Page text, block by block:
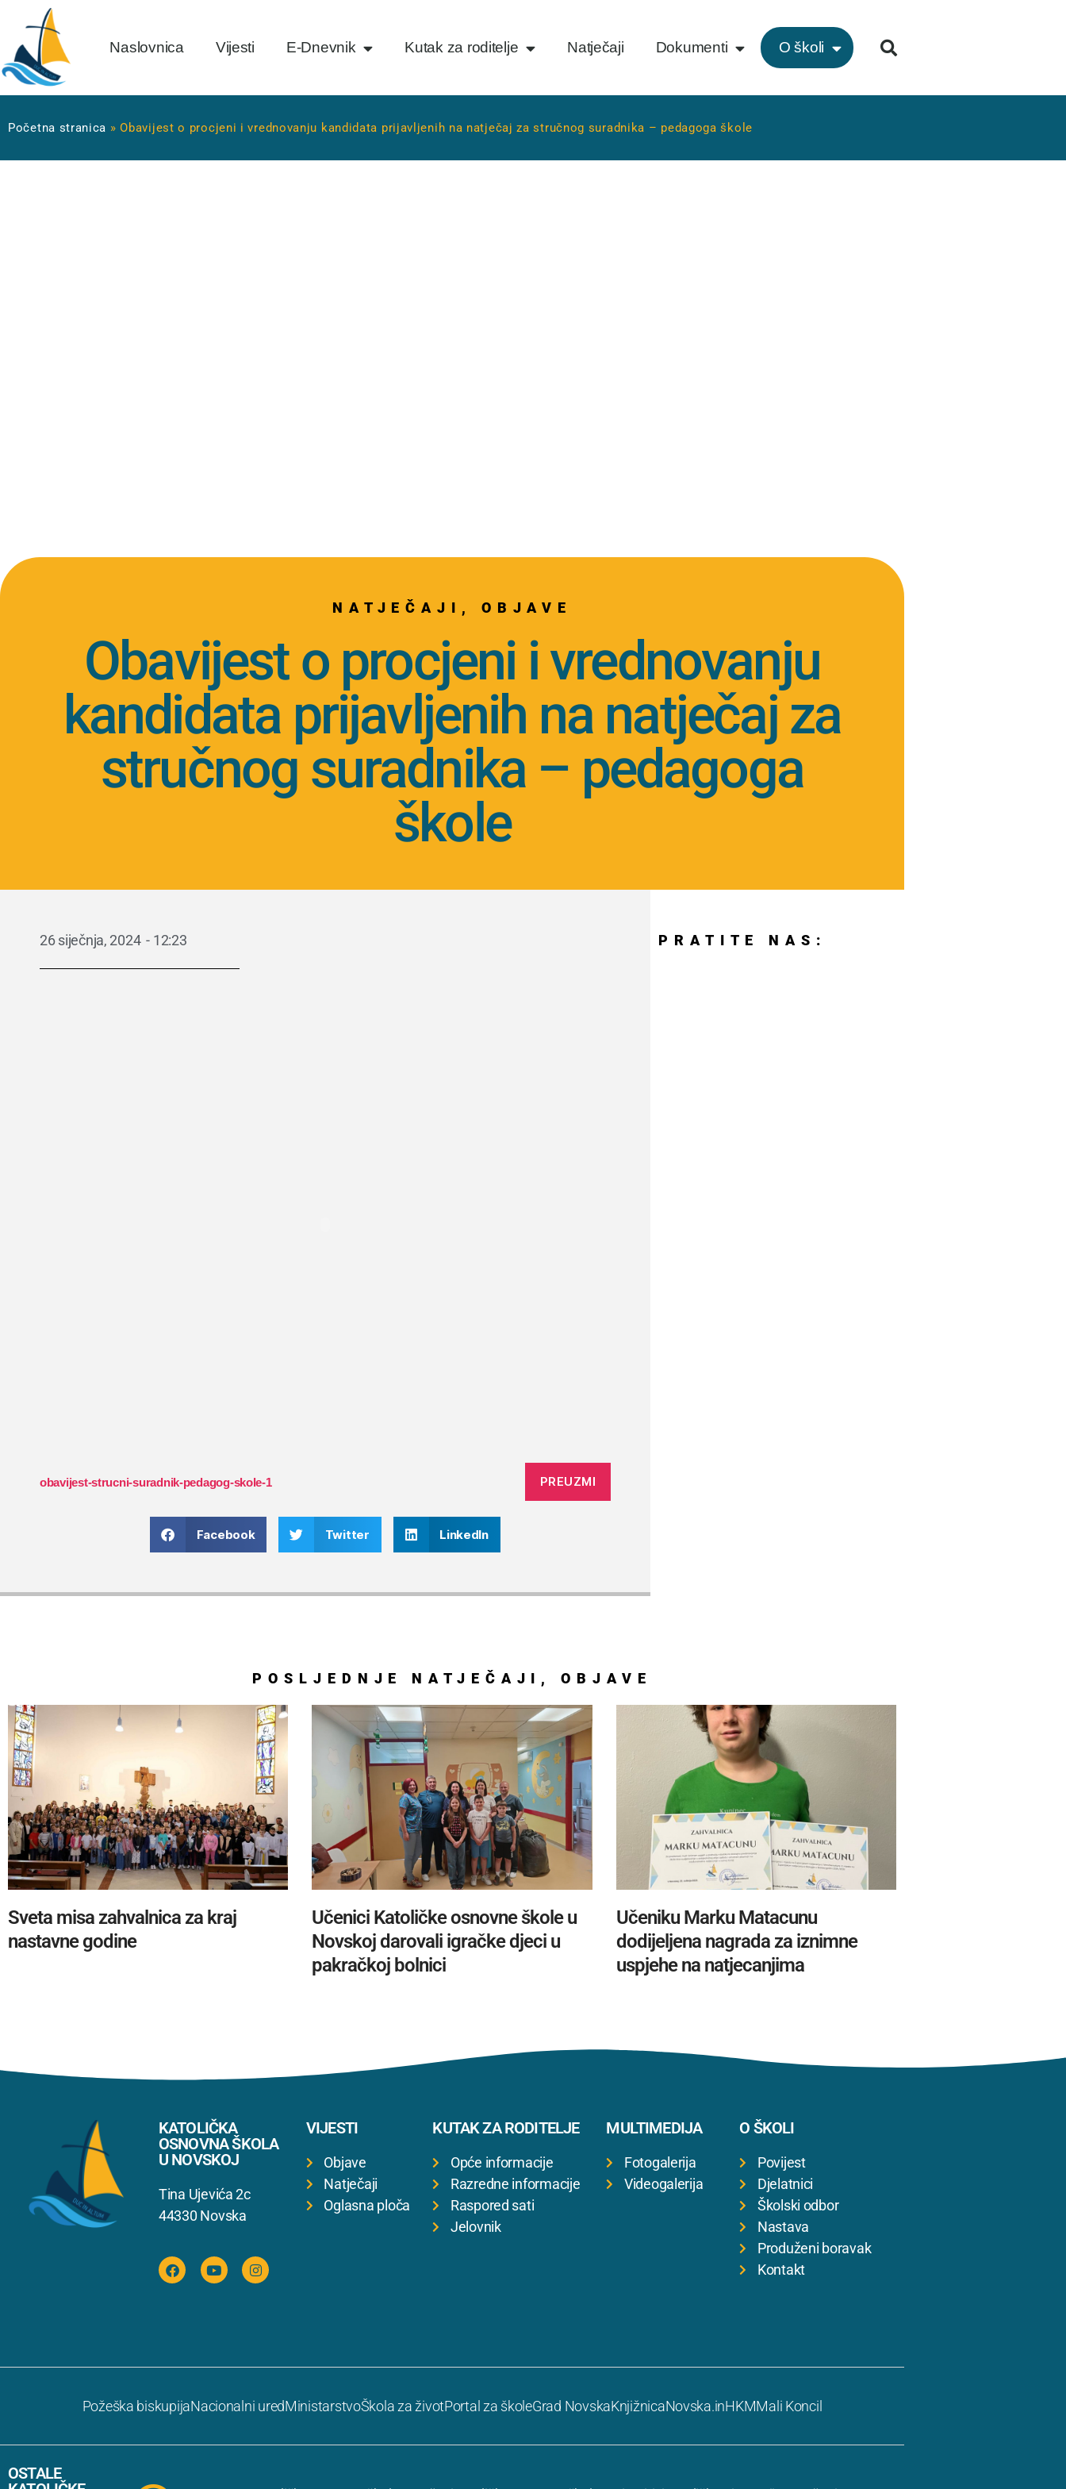
Naslovnica Vijesti E-Dnevnik Kutak za roditelje Natječaji Dokumenti O školi
Početna stranica »Obavijest o procjeni i vrednovanju kandidata prijavljenih na natječaj za stručnog suradnika – pedagoga škole
NATJEČAJI , OBJAVE
Obavijest o procjeni i vrednovanju
kandidata prijavljenih na natječaj za
stručnog suradnika – pedagoga
škole
26 siječnja, 2024 - 12:23
obavijest-strucni-suradnik-pedagog-skole-1 PREUZMI
Facebook Twitter LinkedIn
PRATITE NAS:
POSLJEDNJE NATJEČAJI ,OBJAVE
Sveta misa zahvalnica za kraj
nastavne godine
Učenici Katoličke osnovne škole u
Novskoj darovali igračke djeci u
pakračkoj bolnici
Učeniku Marku Matacunu
dodijeljena nagrada za iznimne
uspjehe na natjecanjima
KATOLIČKA
OSNOVNA ŠKOLA
U NOVSKOJ
Tina Ujevića 2c
44330 Novska
VIJESTI
Objave
Natječaji
Oglasna ploča
KUTAK ZA RODITELJE
Opće informacije
Razredne informacije
Raspored sati
Jelovnik
MULTIMEDIJA
Fotogalerija
Videogalerija
O ŠKOLI
Povijest
Djelatnici
Školski odbor
Nastava
Produženi boravak
Kontakt
Požeška biskupijaNacionalni uredMinistarstvoŠkola za životPortal za školeGrad NovskaKnjižnicaNovska.inHKMMali Koncil
OSTALE